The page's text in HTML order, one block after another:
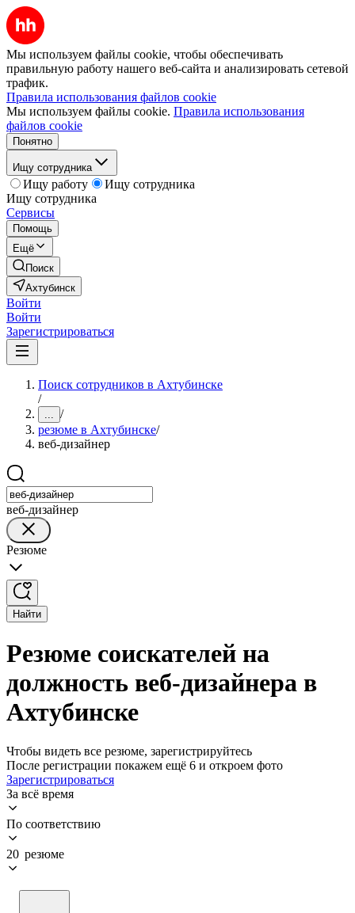
Мы используем файлы cookie, чтобы обеспечивать
правильную работу нашего веб-сайта и анализировать сетевой
трафик.
Правила использования файлов cookie
Мы используем файлы cookie. Правила использования
файлов cookie
Понятно
Ищу сотрудника
Ищу работу
Ищу сотрудника
Ищу сотрудника
Сервисы
Помощь
Ещё
Поиск
Ахтубинск
Войти
Войти
Зарегистрироваться
Поиск сотрудников в Ахтубинске
/
... /
резюме в Ахтубинске/
веб-дизайнер
веб-дизайнер
Резюме
Найти
Резюме соискателей на
должность веб-дизайнера в
Ахтубинске
Чтобы видеть все резюме, зарегистрируйтесь
После регистрации покажем ещё 6 и откроем фото
Зарегистрироваться
За всё время
По соответствию
20 резюме